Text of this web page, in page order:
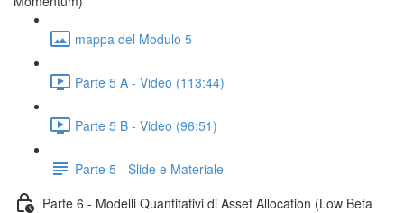
mappa del Modulo 5
Parte 5 A - Video (113:44)
Parte 5 B - Video (96:51)
Parte 5 - Slide e Materiale
Parte 6 - Modelli Quantitativi di Asset Allocation (Low Beta